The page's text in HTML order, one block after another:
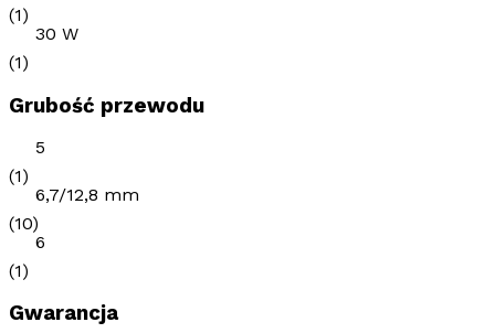
(1)
30 W
(1)
Grubość przewodu
5
(1)
6,7/12,8 mm
(10)
6
(1)
Gwarancja